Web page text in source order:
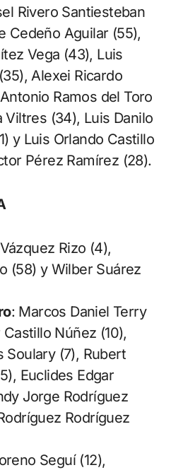
Rivero Santiesteban
Cedeño Aguilar (55),
Vega (43), Luis
Alexei Ricardo
Ramos del Toro
Viltres (34), Luis Danilo
y Luis Orlando Castillo
Pérez Ramírez (28).
Rizo (4),
(58) y Wilber Suárez
: Marcos Daniel Terry
Núñez (10),
Soulary (7), Rubert
Euclides Edgar
Jorge Rodríguez
Rodríguez
Seguí (12),